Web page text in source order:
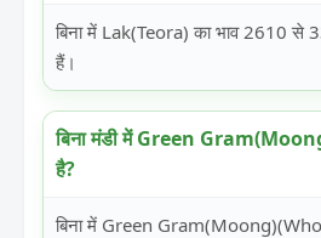
बिना में Lak(Teora) का भाव 2610 से
हैं।
बिना मंडी में Green
है?
बिना में Green